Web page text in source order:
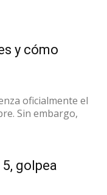
y cómo
oficialmente el
Sin embargo,
golpea